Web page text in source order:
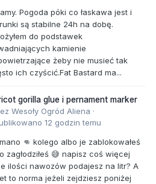
Pogoda póki co łaskawa jest i
są stabilne 24h na dobę.
do podstawek
kamienie
żeby nie musieć tak
ich czyścić.Fat Bastard ma...
gorilla glue i pernament marker
Wesoły Ogród Aliena ·
12 godzin temu
👊 kolego albo je zablokowałeś
zagłodziłeś 😅 napisz coś więcej
ilości nawozów podajesz na litr? A
to norma jeżeli zejdziesz poniżej